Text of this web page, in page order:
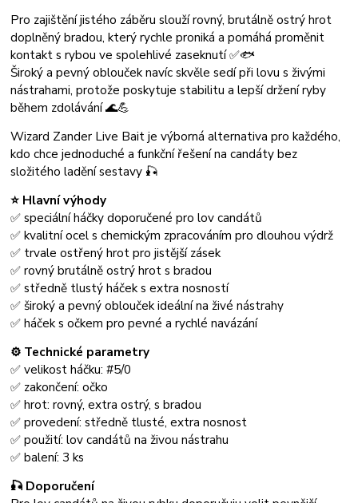
Pro zajištění jistého záběru slouží rovný, brutálně ostrý hrot
doplněný bradou, který rychle proniká a pomáhá proměnit
kontakt s rybou ve spolehlivé zaseknutí ✅🐟
Široký a pevný oblouček navíc skvěle sedí při lovu s živými
nástrahami, protože poskytuje stabilitu a lepší držení ryby
během zdolávání 🌊💪
Wizard Zander Live Bait je výborná alternativa pro každého,
kdo chce jednoduché a funkční řešení na candáty bez
složitého ladění sestavy 🎣
⭐ Hlavní výhody
✅ speciální háčky doporučené pro lov candátů
✅ kvalitní ocel s chemickým zpracováním pro dlouhou výdrž
✅ trvale ostřený hrot pro jistější zásek
✅ rovný brutálně ostrý hrot s bradou
✅ středně tlustý háček s extra nosností
✅ široký a pevný oblouček ideální na živé nástrahy
✅ háček s očkem pro pevné a rychlé navázání
⚙️ Technické parametry
✅ velikost háčku: #5/0
✅ zakončení: očko
✅ hrot: rovný, extra ostrý, s bradou
✅ provedení: středně tlusté, extra nosnost
✅ použití: lov candátů na živou nástrahu
✅ balení: 3 ks
🎣 Doporučení